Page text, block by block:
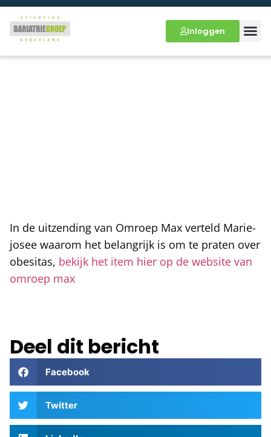
Inloggen
In de uitzending van Omroep Max verteld Marie-
josee waarom het belangrijk is om te praten over
obesitas, bekijk het item hier op de website van
omroep max
Deel dit bericht
Facebook
Twitter